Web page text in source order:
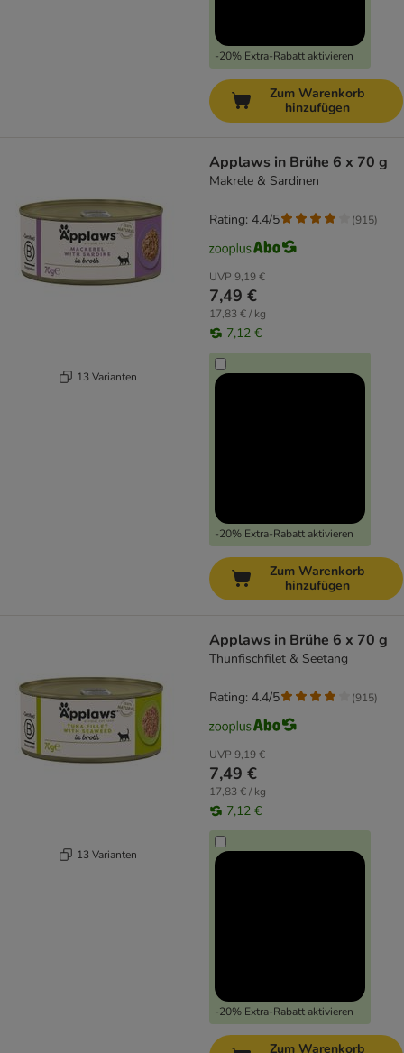
-20% Extra-Rabatt aktivieren
Zum Warenkorb
hinzufügen
13 Varianten
Applaws in Brühe 6 x 70 g
Makrele & Sardinen
UVP 9,19 €
7,49 €
17,83 € / kg
7,12 €
-20% Extra-Rabatt aktivieren
Rating: 4.4/5 (915)
Zum Warenkorb
hinzufügen
13 Varianten
Applaws in Brühe 6 x 70 g
Thunfischfilet & Seetang
UVP 9,19 €
7,49 €
17,83 € / kg
7,12 €
-20% Extra-Rabatt aktivieren
Rating: 4.4/5 (915)
Zum Warenkorb